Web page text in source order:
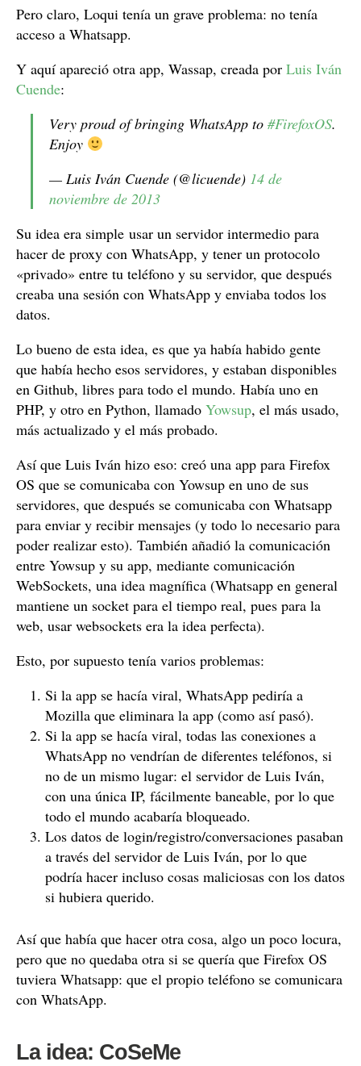
Pero claro, Loqui tenía un grave problema: no tenía
acceso a Whatsapp.
Y aquí apareció otra app, Wassap, creada por Luis Iván
Cuende:
Very proud of bringing WhatsApp to #FirefoxOS.
Enjoy
— Luis Iván Cuende (@licuende) 14 de
noviembre de 2013
Su idea era simple usar un servidor intermedio para
hacer de proxy con WhatsApp, y tener un protocolo
«privado» entre tu teléfono y su servidor, que después
creaba una sesión con WhatsApp y enviaba todos los
datos.
Lo bueno de esta idea, es que ya había habido gente
que había hecho esos servidores, y estaban disponibles
en Github, libres para todo el mundo. Había uno en
PHP, y otro en Python, llamado Yowsup, el más usado,
más actualizado y el más probado.
Así que Luis Iván hizo eso: creó una app para Firefox
OS que se comunicaba con Yowsup en uno de sus
servidores, que después se comunicaba con Whatsapp
para enviar y recibir mensajes (y todo lo necesario para
poder realizar esto). También añadió la comunicación
entre Yowsup y su app, mediante comunicación
WebSockets, una idea magnífica (Whatsapp en general
mantiene un socket para el tiempo real, pues para la
web, usar websockets era la idea perfecta).
Esto, por supuesto tenía varios problemas:
Si la app se hacía viral, WhatsApp pediría a
Mozilla que eliminara la app (como así pasó).
Si la app se hacía viral, todas las conexiones a
WhatsApp no vendrían de diferentes teléfonos, si
no de un mismo lugar: el servidor de Luis Iván,
con una única IP, fácilmente baneable, por lo que
todo el mundo acabaría bloqueado.
Los datos de login/registro/conversaciones pasaban
a través del servidor de Luis Iván, por lo que
podría hacer incluso cosas maliciosas con los datos
si hubiera querido.
Así que había que hacer otra cosa, algo un poco locura,
pero que no quedaba otra si se quería que Firefox OS
tuviera Whatsapp: que el propio teléfono se comunicara
con WhatsApp.
La idea: CoSeMe